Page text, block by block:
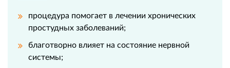
процедура помогает в лечении хронических
простудных заболеваний;
благотворно влияет на состояние нервной
системы;